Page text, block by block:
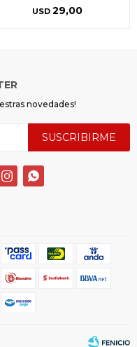
USD 29,00
novedades!
SUSCRIBIRME
 